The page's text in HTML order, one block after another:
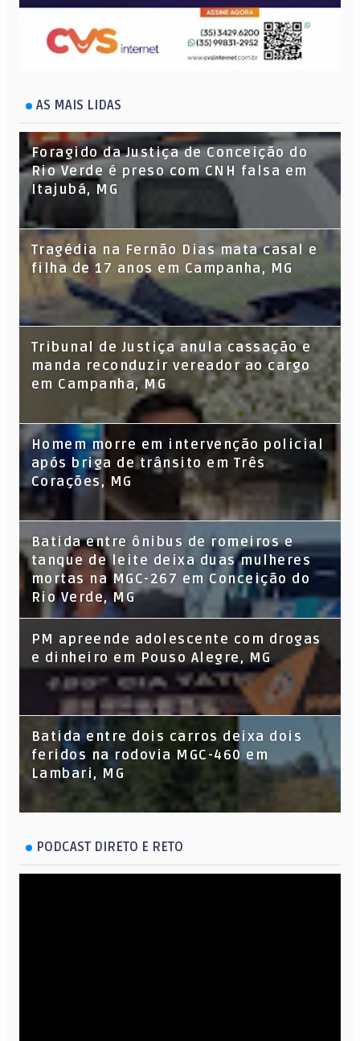
AS MAIS LIDAS
Foragido da Justiça de Conceição do
Rio Verde é preso com CNH falsa em
Itajubá, MG
Tragédia na Fernão Dias mata casal e
filha de 17 anos em Campanha, MG
Tribunal de Justiça anula cassação e
manda reconduzir vereador ao cargo
em Campanha, MG
Homem morre em intervenção policial
após briga de trânsito em Três
Corações, MG
Batida entre ônibus de romeiros e
tanque de leite deixa duas mulheres
mortas na MGC-267 em Conceição do
Rio Verde, MG
PM apreende adolescente com drogas
e dinheiro em Pouso Alegre, MG
Batida entre dois carros deixa dois
feridos na rodovia MGC-460 em
Lambari, MG
PODCAST DIRETO E RETO